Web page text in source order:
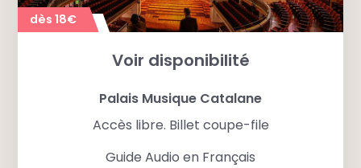
On est tout en haut, les étages donnent une
perspective incroyable sur la scène et ses
dès 18€
Voir disponibilité
Palais Musique Catalane
Accès libre. Billet coupe-file
Guide Audio en Français